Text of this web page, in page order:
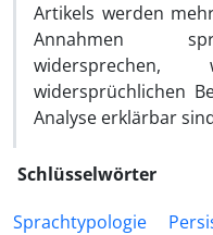
Artikels werden
Annahmen
widersprüchlichen
Analyse erklärbar
Schlüsselwörter
Sprachtypologie